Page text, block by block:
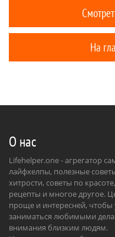
На
О нас
Lifehelper.one - агрегатор
лайфхелпы, полезные
хитрости, советы по
рецепты и многое другое.
проще и интересней,
заниматься любимыми
внимания близким людям.